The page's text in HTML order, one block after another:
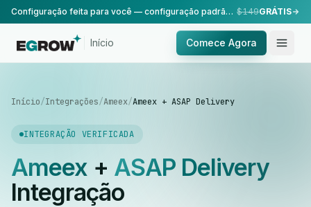
Configuração feita para você — configuração padrão, realizada pela nossa equipe. $149GRÁTIS
Início Comece Agora
Início/Integrações/Ameex/Ameex + ASAP Delivery
INTEGRAÇÃO VERIFICADA
Ameex+ ASAP Delivery
Integração